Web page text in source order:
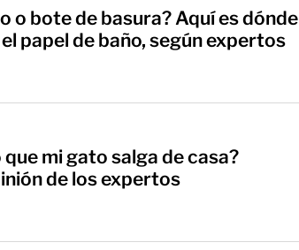
o bote de basura? Aquí es dónde
papel de baño, según expertos
mi gato salga de casa?
de los expertos